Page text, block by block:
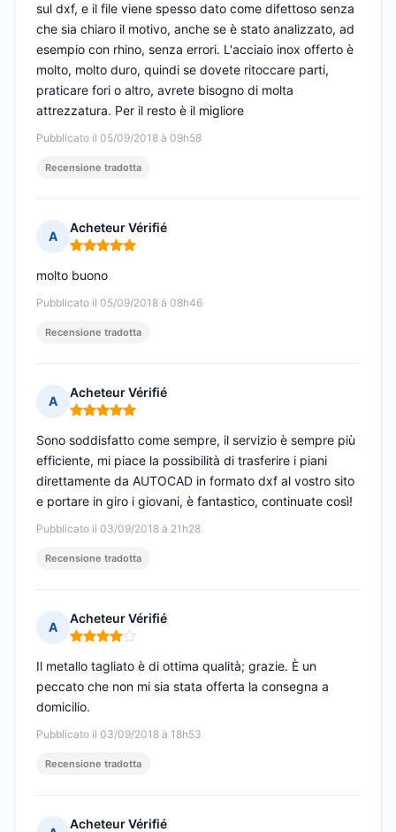
Pubblicato il 05/09/2018 à 09h58
sul dxf, e il file viene spesso dato come difettoso senza
che sia chiaro il motivo, anche se è stato analizzato, ad
esempio con rhino, senza errori. L'acciaio inox offerto è
molto, molto duro, quindi se dovete ritoccare parti,
praticare fori o altro, avrete bisogno di molta
attrezzatura. Per il resto è il migliore
Recensione tradotta
A
Acheteur Vérifié
Nota: 5 su 5
Pubblicato il 05/09/2018 à 08h46
molto buono
Recensione tradotta
A
Acheteur Vérifié
Nota: 5 su 5
Pubblicato il 03/09/2018 à 21h28
Sono soddisfatto come sempre, il servizio è sempre più
efficiente, mi piace la possibilità di trasferire i piani
direttamente da AUTOCAD in formato dxf al vostro sito
e portare in giro i giovani, è fantastico, continuate così!
Recensione tradotta
A
Acheteur Vérifié
Nota: 4 su 5
Pubblicato il 03/09/2018 à 18h53
Il metallo tagliato è di ottima qualità; grazie. È un
peccato che non mi sia stata offerta la consegna a
domicilio.
Recensione tradotta
Acheteur Vérifié